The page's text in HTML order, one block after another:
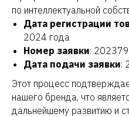
по интеллектуальной
Дата регистрации
2024 года
Номер заявки:
Дата подачи заявки:
Этот процесс
нашего бренда, что
дальнейшему развитию и